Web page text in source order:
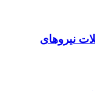
نیروهای